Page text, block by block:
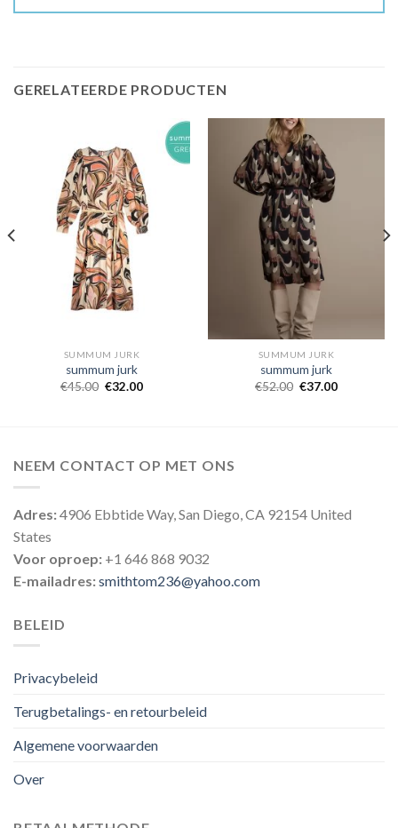
GERELATEERDE PRODUCTEN
SUMMUM JURK
summum jurk
€45.00 €32.00
SUMMUM JURK
summum jurk
€52.00 €37.00
NEEM CONTACT OP MET ONS
Adres:4906 Ebbtide Way, San Diego, CA 92154 United
States
Voor oproep: +1 646 868 9032
E-mailadres:smithtom236@yahoo.com
BELEID
Privacybeleid
Terugbetalings- en retourbeleid
Algemene voorwaarden
Over